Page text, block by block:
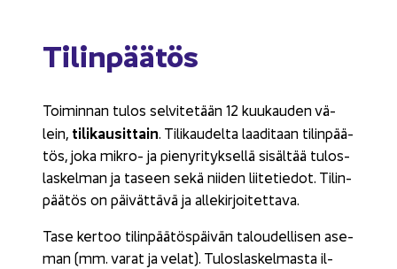
Ti­lin­pää­tös
Toi­min­nan tulos sel­vi­te­tään 12 kuu­kau­den vä­
lein, ti­li­kausit­tain. Ti­li­kau­del­ta laa­di­taan ti­lin­pää­
tös, joka mikro-​ ja pie­ny­ri­tyk­sel­lä si­säl­tää tu­los­
las­kel­man ja ta­seen sekä nii­den lii­te­tie­dot. Ti­lin­
pää­tös on päi­vät­tä­vä ja al­le­kir­joi­tet­ta­va.
Tase ker­too ti­lin­pää­tös­päi­vän ta­lou­del­li­sen ase­
man (mm. varat ja velat). Tu­los­las­kel­mas­ta il­